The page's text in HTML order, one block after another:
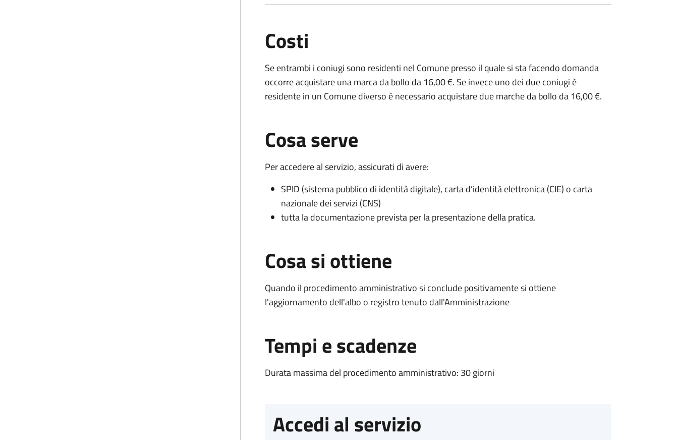
Costi
Se entrambi i coniugi sono residenti nel Comune presso il quale si sta facendo domanda
occorre acquistare una marca da bollo da 16,00 €. Se invece uno dei due coniugi è
residente in un Comune diverso è necessario acquistare due marche da bollo da 16,00 €.
Cosa serve
Per accedere al servizio, assicurati di avere:
SPID (sistema pubblico di identità digitale), carta d’identità elettronica (CIE) o carta
nazionale dei servizi (CNS)
tutta la documentazione prevista per la presentazione della pratica.
Cosa si ottiene
Quando il procedimento amministrativo si conclude positivamente si ottiene
l'aggiornamento dell'albo o registro tenuto dall'Amministrazione
Tempi e scadenze
Durata massima del procedimento amministrativo: 30 giorni
Accedi al servizio